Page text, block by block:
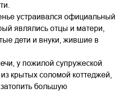
устраивался официальный
являлись отцы и матери,
дети и внуки, жившие в
у пожилой супружеской
крытых соломой коттеджей,
большую